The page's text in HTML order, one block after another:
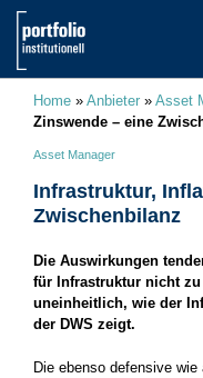
Home » Anbieter » Asset
Zinswende – eine
Asset Manager
Infrastruktur,
Zwischenbilanz
Die Auswirkungen
für Infrastruktur nicht
uneinheitlich, wie der
der DWS zeigt.
Die ebenso defensive